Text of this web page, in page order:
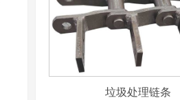
垃圾处理链条